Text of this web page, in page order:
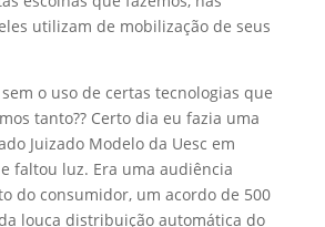
utilizam de mobilização de seus
o uso de certas tecnologias que
tanto?? Certo dia eu fazia uma
Juizado Modelo da Uesc em
faltou luz. Era uma audiência
do consumidor, um acordo de 500
louca distribuição automática do